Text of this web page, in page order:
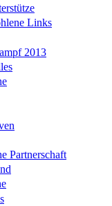
Links
2013
Partnerschaft